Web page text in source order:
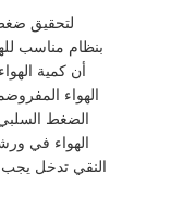
لتحقيق
بنظام مناسب
أن كمية
الهواء
الضغط
الهواء في
النقي تدخل